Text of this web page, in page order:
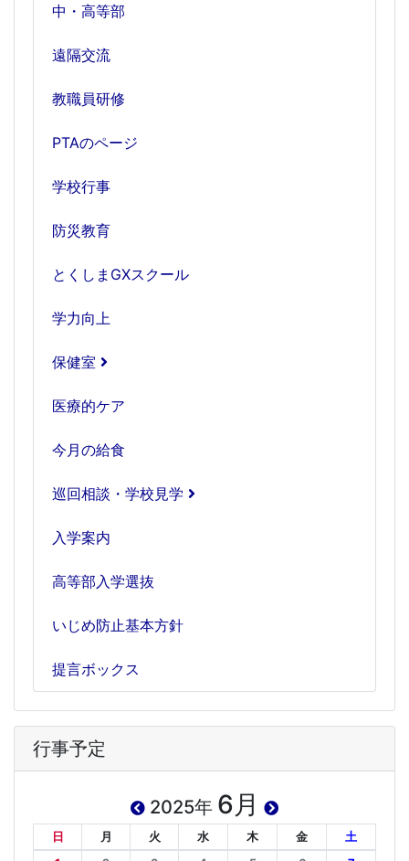
中・高等部
遠隔交流
教職員研修
PTAのページ
学校行事
防災教育
とくしまGXスクール
学力向上
保健室
医療的ケア
今月の給食
巡回相談・学校見学
入学案内
高等部入学選抜
いじめ防止基本方針
提言ボックス
行事予定
2025年 6月
日 月 火 水 木 金
土